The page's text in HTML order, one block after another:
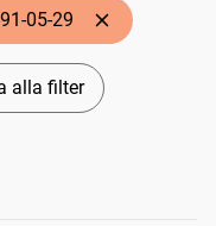
05-29
alla filter